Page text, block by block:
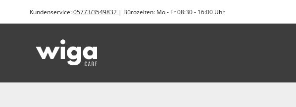
Kundenservice:05773/3549832 | Bürozeiten: Mo - Fr 08:30 - 16:00 Uhr